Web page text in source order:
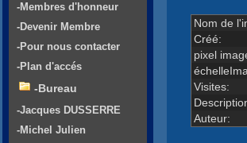
Nom de
Créé:
pixel
Visites:
Auteur:
-Membres d'honneur
-Devenir Membre
-Pour nous contacter
-Plan d'accés
-Bureau
-Jacques DUSSERRE
-Michel Julien